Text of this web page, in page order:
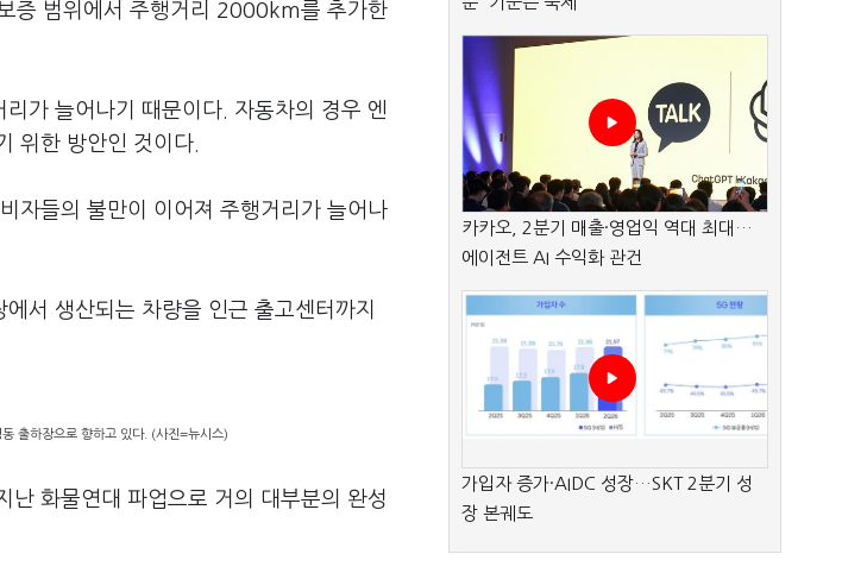
증 범위에서 주행거리 2000km를 추가한
가 늘어나기 때문이다. 자동차의 경우 엔
위한 방안인 것이다.
자들의 불만이 이어져 주행거리가 늘어나
서 생산되는 차량을 인근 출고센터까지
출하장으로 향하고 있다. (사진=뉴시스)
난 화물연대 파업으로 거의 대부분의 완성
카카오, 2분기 매출·영업익 역대 최대…
에이전트 AI 수익화 관건
가입자 증가·AIDC 성장…SKT 2분기 성
장 본궤도